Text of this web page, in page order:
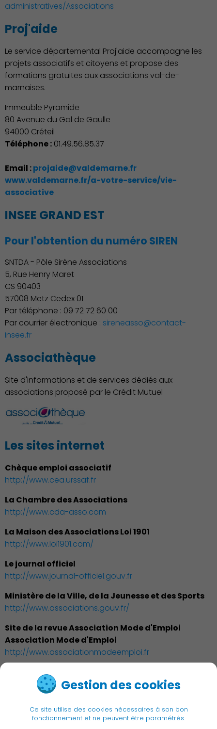
Gestion des cookies
Ce site utilise des cookies nécessaires à son bon
fonctionnement et ne peuvent être paramétrés.
vie
Économie Commerce
Publication des actes
administratives/Associations
Proj'aide
Le service départemental Proj'aide accompagne les
projets associatifs et citoyens et propose des
formations gratuites aux associations val-de-
marnaises.
Immeuble Pyramide
80 Avenue du Gal de Gaulle
94000 Créteil
Téléphone : 01.49.56.85.37
Email :projaide@valdemarne.fr
www.valdemarne.fr/a-votre-service/vie-
associative
INSEE GRAND EST
Pour l'obtention du numéro SIREN
SNTDA - Pôle Sirène Associations
5, Rue Henry Maret
CS 90403
57008 Metz Cedex 01
Par téléphone : 09 72 72 60 00
Par courrier électronique : sireneasso@contact-
insee.fr
Associathèque
Site d'informations et de services dédiés aux
associations proposé par le Crédit Mutuel
Les sites internet
Chèque emploi associatif
http://www.cea.urssaf.fr
La Chambre des Associations
http://www.cda-asso.com
La Maison des Associations Loi 1901
http://www.loi1901.com/
Le journal officiel
http://www.journal-officiel.gouv.fr
Ministère de la Ville, de la Jeunesse et des Sports
http://www.associations.gouv.fr/
Site de la revue Association Mode d'Emploi
Association Mode d'Emploi
http://www.associationmodeemploi.fr
Texte de la loi 1901 sur les associations
http://www.legifrance.gouv.fr/